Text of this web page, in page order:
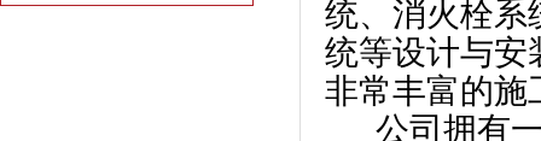
统、消火栓系
统等设计与安
非常丰富的施
公司拥有一